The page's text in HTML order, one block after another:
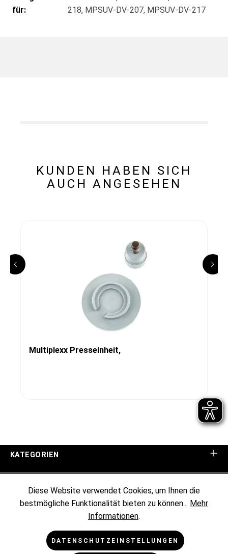
für:
218, MPSUV-DV-207, MPSUV-DV-217
KUNDEN HABEN SICH
AUCH ANGESEHEN
Multiplexx Presseinheit,
KATEGORIEN
KUNDENINFORMATIONEN
RECHTLICHES
Diese Website verwendet Cookies, um Ihnen die
bestmögliche Funktionalität bieten zu können... Mehr
Informationen.
DATENSCHUTZEINSTELLUNGEN